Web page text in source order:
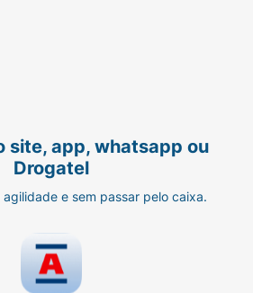
site, app, whatsapp ou
Drogatel
agilidade e sem passar pelo caixa.